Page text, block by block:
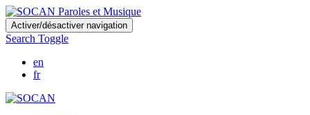
Skip
to
main
content
Activer/désactiver navigation
Search Toggle
en
fr